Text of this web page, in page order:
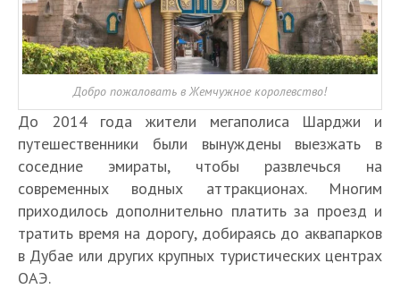
Добро пожаловать в Жемчужное королевство!
До 2014 года жители мегаполиса Шарджи и
путешественники были вынуждены выезжать в
соседние эмираты, чтобы развлечься на
современных водных аттракционах. Многим
приходилось дополнительно платить за проезд и
тратить время на дорогу, добираясь до аквапарков
в Дубае или других крупных туристических центрах
ОАЭ.